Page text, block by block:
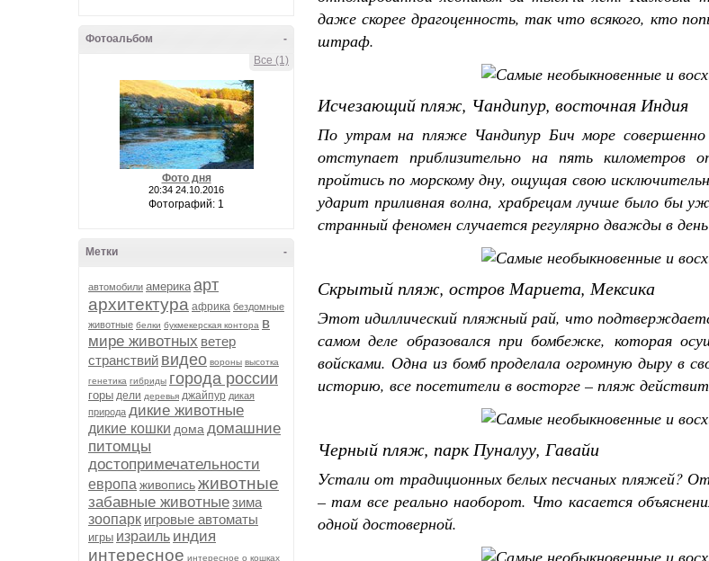
-
Фотоальбом
Все (1)
Фото дня
20:34 24.10.2016
Фотографий: 1
-
Метки
автомобили америка арт
архитектура африка бездомные
животные белки букмекерская контора в
мире животных ветер
странствий видео вороны высотка
генетика гибриды города россии
горы дели деревья джайпур дикая
природа дикие животные
дикие кошки дома домашние
питомцы
достопримечательности
европа живописьживотные
забавные животныезима
зоопарк игровые автоматы
игры израиль индия
интересное интересное о кошках
даже скорее драгоценность, так что всякого, кто
штраф.
Исчезающий пляж, Чандипур, восточная Индия
По утрам на пляже Чандипур Бич море
отступает приблизительно на пять
пройтись по морскому дну, ощущая свою
ударит приливная волна, храбрецам лучше было бы
странный феномен случается регулярно дважды в день
Скрытый пляж, остров Мариета, Мексика
Этот идиллический пляжный рай, что
самом деле образовался при бомбежке, которая
войсками. Одна из бомб проделала огромную дыру в
историю, все посетители в восторге – пляж
Черный пляж, парк Пуналуу, Гавайи
Устали от традиционных белых песчаных пляжей?
– там все реально наоборот. Что касается
одной достоверной.